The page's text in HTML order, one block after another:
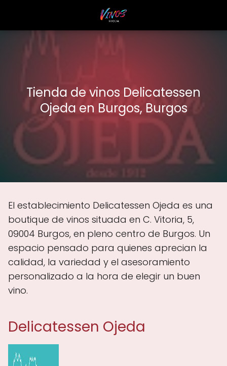
Tienda de vinos Delicatessen
Ojeda en Burgos, Burgos
El establecimiento Delicatessen Ojeda es una
boutique de vinos situada en C. Vitoria, 5,
09004 Burgos, en pleno centro de Burgos. Un
espacio pensado para quienes aprecian la
calidad, la variedad y el asesoramiento
personalizado a la hora de elegir un buen
vino.
Delicatessen Ojeda